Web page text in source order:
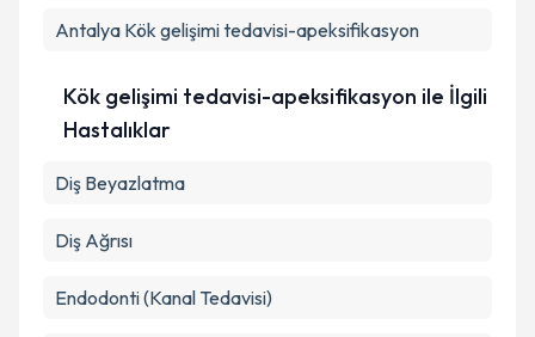
Antalya Kök gelişimi tedavisi-apeksifikasyon
Kök gelişimi tedavisi-apeksifikasyon ile İlgili
Hastalıklar
Diş Beyazlatma
Diş Ağrısı
Endodonti (Kanal Tedavisi)